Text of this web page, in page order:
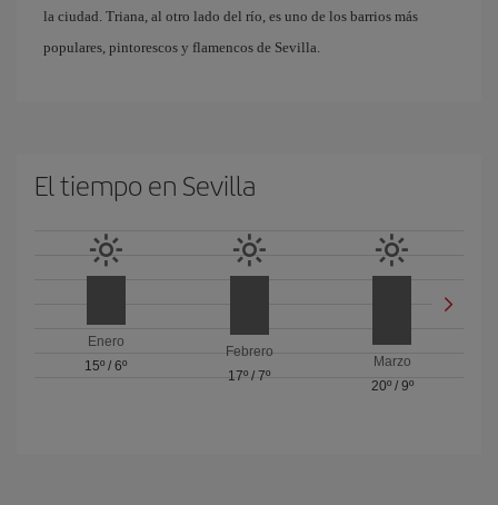
la ciudad. Triana, al otro lado del río, es uno de los barrios más
populares, pintorescos y flamencos de Sevilla.
El tiempo en Sevilla
Enero
15º /6º
Febrero
17º / 7º
Marzo
20º/ 9º